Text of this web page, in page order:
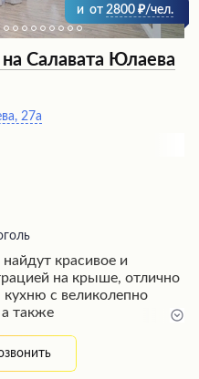
и от 2800 /чел.
Салавата Юлаева
27а
красивое и
на крыше, отлично
с великолепно
также
для любого
восторженные